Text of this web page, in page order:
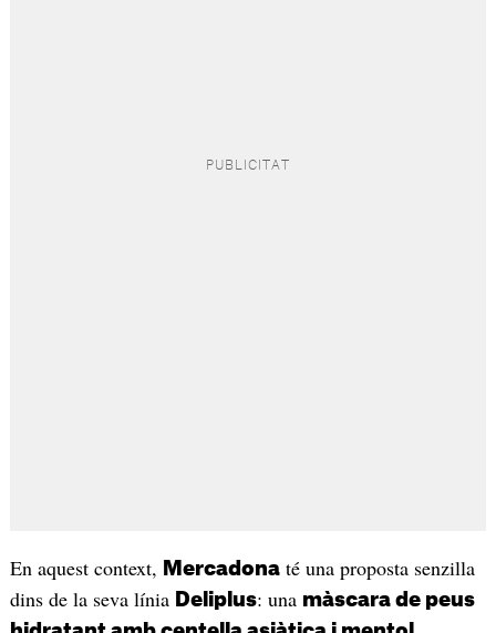
En aquest context, Mercadonaté una proposta senzilla
dins de la seva línia Deliplus: una màscara de peus